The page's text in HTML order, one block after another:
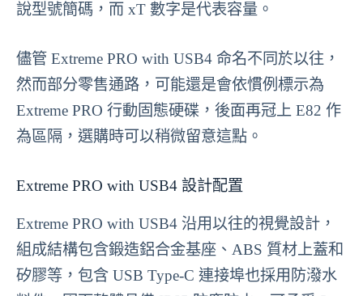
說型號簡碼，而 xT 數字是代表容量。
儘管 Extreme PRO with USB4 命名不同於以往，
然而部分零售通路，可能還是會依慣例標示為
Extreme PRO 行動固態硬碟，後面再冠上 E82 作
為區隔，選購時可以稍微留意這點。
Extreme PRO with USB4 設計配置
Extreme PRO with USB4 沿用以往的視覺設計，
組成結構包含鍛造鋁合金基座、ABS 質材上蓋和
矽膠等，包含 USB Type-C 連接埠也採用防潑水